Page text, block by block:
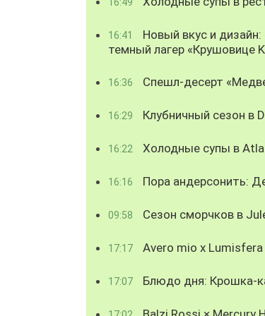
16:41
Новый вкус и
темный лагер «Крушовице
16:36 Спешл-десерт
16:29 Клубничный сезон в
16:22 Холодные супы в
16:16 Пора андерсонить:
09:58 Сезон сморчков в
17:17 Avero mio x Lumisfera
17:07 Блюдо дня: Крошка-